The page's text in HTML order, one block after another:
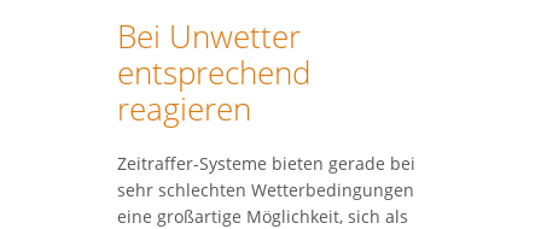
Bei Unwetter
entsprechend
reagieren
Zeitraffer-Systeme bieten gerade bei
sehr schlechten Wetterbedingungen
eine großartige Möglichkeit, sich als